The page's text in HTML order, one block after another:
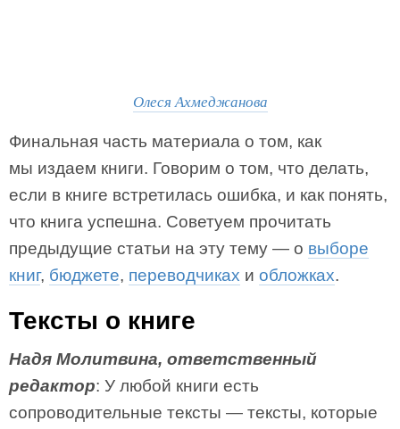
Олеся Ахмеджанова
Финальная часть материала о том, как
мы издаем книги. Говорим о том, что делать,
если в книге встретилась ошибка, и как понять,
что книга успешна. Советуем прочитать
предыдущие статьи на эту тему — о выборе
книг, бюджете, переводчиках и обложках.
Тексты о книге
Надя Молитвина, ответственный
редактор: У любой книги есть
сопроводительные тексты — тексты, которые